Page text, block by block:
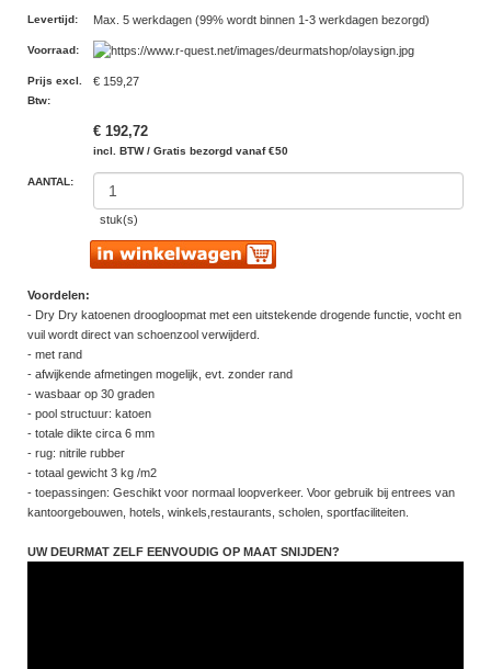
Levertijd : Max. 5 werkdagen (99% wordt binnen 1-3 werkdagen bezorgd)
Voorraad :
Prijs excl.
Btw:
€ 159,27
€ 192,72
incl. BTW / Gratis bezorgd vanaf €50
AANTAL:
stuk(s)
Voordelen:
- Dry Dry katoenen droogloopmat met een uitstekende drogende functie, vocht en
vuil wordt direct van schoenzool verwijderd.
- met rand
- afwijkende afmetingen mogelijk, evt. zonder rand
- wasbaar op 30 graden
- pool structuur: katoen
- totale dikte circa 6 mm
- rug: nitrile rubber
- totaal gewicht 3 kg /m2
- toepassingen: Geschikt voor normaal loopverkeer. Voor gebruik bij entrees van
kantoorgebouwen, hotels, winkels,restaurants, scholen, sportfaciliteiten.
UW DEURMAT ZELF EENVOUDIG OP MAAT SNIJDEN?